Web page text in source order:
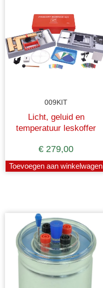
009KIT
Licht, geluid en
temperatuur leskoffer
€ 279,00
Toevoegen aan winkelwagen